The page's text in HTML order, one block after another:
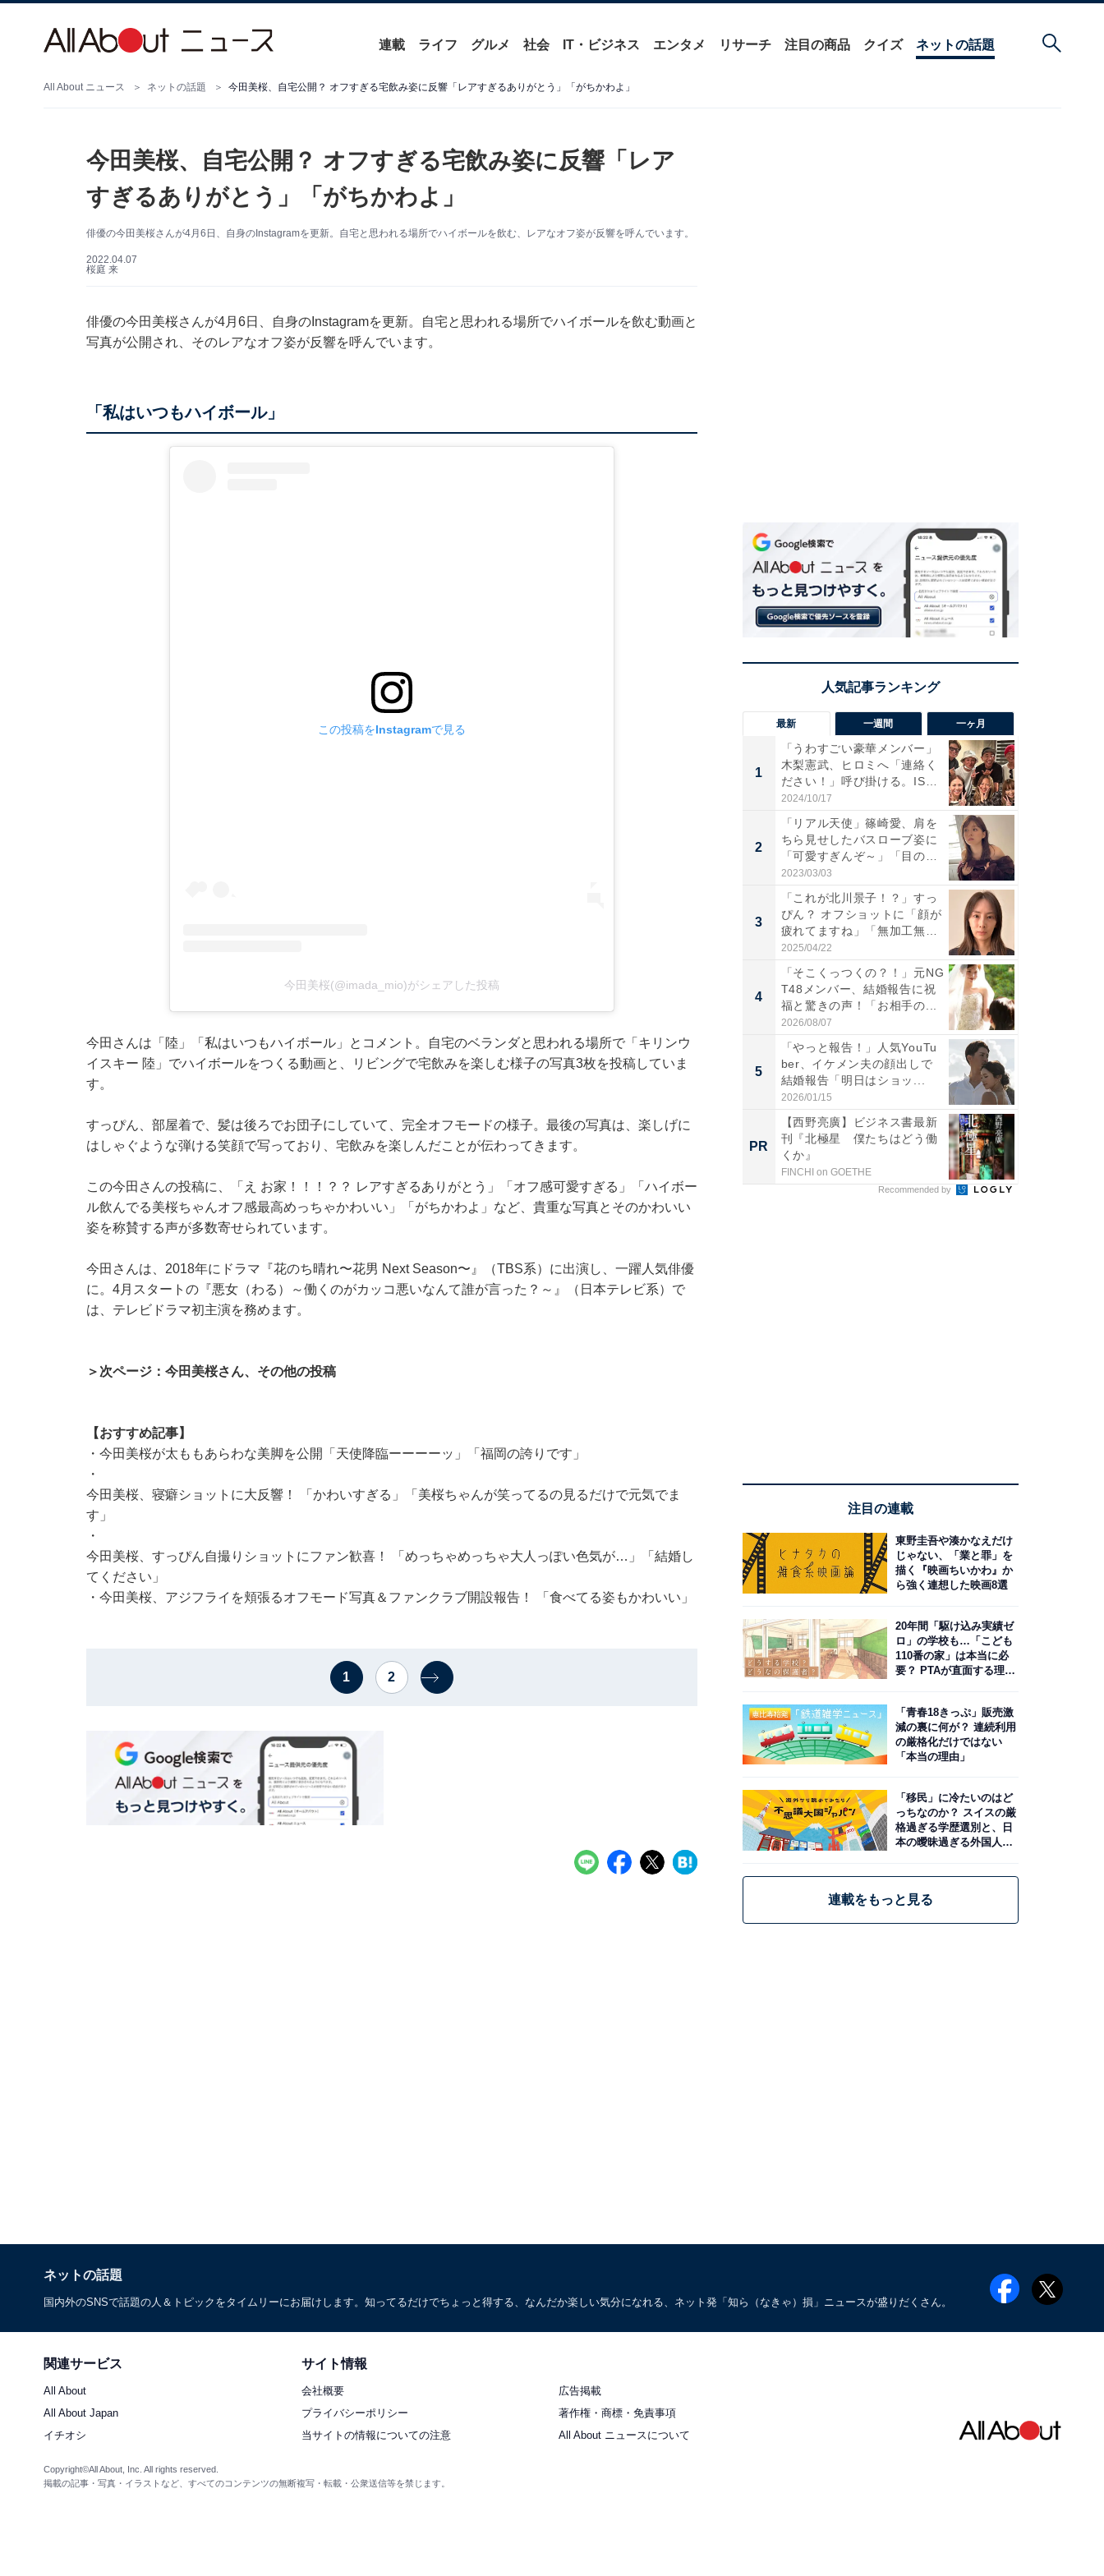
連載 ライフ グルメ 社会 IT・ビジネス エンタメ リサーチ 注目の商品 クイズ ネットの話題
All About ニュース ネットの話題 今田美桜、自宅公開？ オフすぎる宅飲み姿に反響「レアすぎるありがとう」「がちかわよ」
今田美桜、自宅公開？ オフすぎる宅飲み姿に反響「レア
すぎるありがとう」「がちかわよ」
俳優の今田美桜さんが4月6日、自身のInstagramを更新。自宅と思われる場所でハイボールを飲む、レアなオフ姿が反響を呼んでいます。
2022.04.07
桜庭 来
俳優の今田美桜さんが4月6日、自身のInstagramを更新。自宅と思われる場所でハイボールを飲む動画と
写真が公開され、そのレアなオフ姿が反響を呼んでいます。
「私はいつもハイボール」
この投稿をInstagramで見る
今田美桜(@imada_mio)がシェアした投稿
今田さんは「陸」「私はいつもハイボール」とコメント。自宅のベランダと思われる場所で「キリンウ
イスキー 陸」でハイボールをつくる動画と、リビングで宅飲みを楽しむ様子の写真3枚を投稿していま
す。
すっぴん、部屋着で、髪は後ろでお団子にしていて、完全オフモードの様子。最後の写真は、楽しげに
はしゃぐような弾ける笑顔で写っており、宅飲みを楽しんだことが伝わってきます。
この今田さんの投稿に、「え お家！！！？？ レアすぎるありがとう」「オフ感可愛すぎる」「ハイボー
ル飲んでる美桜ちゃんオフ感最高めっちゃかわいい」「がちかわよ」など、貴重な写真とそのかわいい
姿を称賛する声が多数寄せられています。
今田さんは、2018年にドラマ『花のち晴れ〜花男 Next Season〜』（TBS系）に出演し、一躍人気俳優
に。4月スタートの『悪女（わる）～働くのがカッコ悪いなんて誰が言った？～』（日本テレビ系）で
は、テレビドラマ初主演を務めます。
＞次ページ：今田美桜さん、その他の投稿
【おすすめ記事】
・ 今田美桜が太ももあらわな美脚を公開「天使降臨ーーーーッ」「福岡の誇りです」
・
今田美桜、寝癖ショットに大反響！ 「かわいすぎる」「美桜ちゃんが笑ってるの見るだけで元気でま
す」
・
今田美桜、すっぴん自撮りショットにファン歓喜！ 「めっちゃめっちゃ大人っぽい色気が…」「結婚し
てください」
・ 今田美桜、アジフライを頬張るオフモード写真＆ファンクラブ開設報告！ 「食べてる姿もかわいい」
1 2
最新 一週間 一ヶ月
1
「うわすごい豪華メンバー」
木梨憲武、ヒロミへ「連絡く
ださい！」呼び掛ける。IS
S...
2024/10/17
2
「リアル天使」篠崎愛、肩を
ちら見せしたバスローブ姿に
「可愛すぎんぞ～」「目の表
情...
2023/03/03
3
「これが北川景子！？」すっ
ぴん？ オフショットに「顔が
疲れてますね」「無加工無
表...
2025/04/22
4
「そこくっつくの？！」元NG
T48メンバー、結婚報告に祝
福と驚きの声！「お相手の...
2026/08/07
5
「やっと報告！」人気YouTu
ber、イケメン夫の顔出しで
結婚報告「明日はショッ...
2026/01/15
PR
【西野亮廣】ビジネス書最新
刊『北極星 僕たちはどう働
くか』
FINCHI on GOETHE
Recommended by
注目の連載
東野圭吾や湊かなえだけ
じゃない、「業と罪」を
描く『映画ちいかわ』か
ら強く連想した映画8選
20年間「駆け込み実績ゼ
ロ」の学校も…「こども
110番の家」は本当に必
要？ PTAが直面する理想
「青春18きっぷ」販売激
減の裏に何が？ 連続利用
の厳格化だけではない
「本当の理由」
「移民」に冷たいのはど
っちなのか？ スイスの厳
格過ぎる学歴選別と、日
本の曖昧過ぎる外国人政
連載をもっと見る
ネットの話題
国内外のSNSで話題の人＆トピックをタイムリーにお届けします。知ってるだけでちょっと得する、なんだか楽しい気分になれる、ネット発「知ら（なきゃ）損」ニュースが盛りだくさん。
関連サービス
All About
All About Japan
イチオシ
サイト情報
会社概要
広告掲載
プライバシーポリシー
著作権・商標・免責事項
当サイトの情報についての注意
All About ニュースについて
Copyright©All About, Inc. All rights reserved.
掲載の記事・写真・イラストなど、すべてのコンテンツの無断複写・転載・公衆送信等を禁じます。